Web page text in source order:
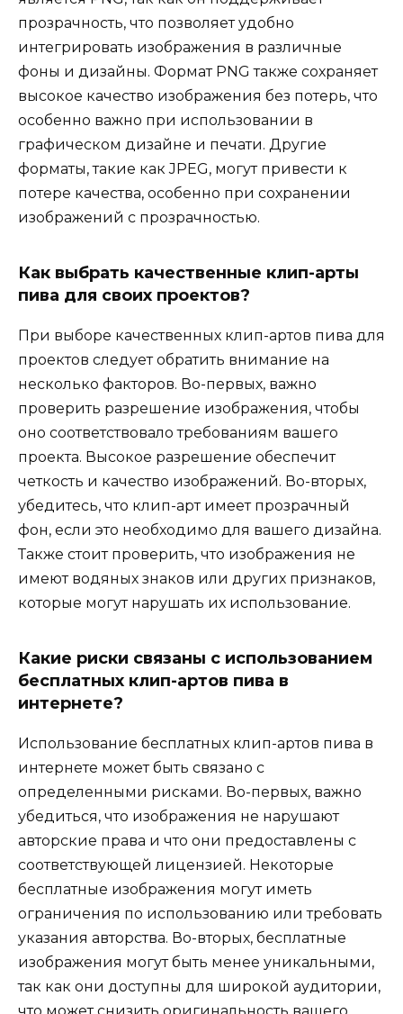
прозрачность, что позволяет удобно
интегрировать изображения в различные
фоны и дизайны. Формат PNG также сохраняет
высокое качество изображения без потерь, что
особенно важно при использовании в
графическом дизайне и печати. Другие
форматы, такие как JPEG, могут привести к
потере качества, особенно при сохранении
изображений с прозрачностью.
Как выбрать качественные клип-арты
пива для своих проектов?
При выборе качественных клип-артов пива для
проектов следует обратить внимание на
несколько факторов. Во-первых, важно
проверить разрешение изображения, чтобы
оно соответствовало требованиям вашего
проекта. Высокое разрешение обеспечит
четкость и качество изображений. Во-вторых,
убедитесь, что клип-арт имеет прозрачный
фон, если это необходимо для вашего дизайна.
Также стоит проверить, что изображения не
имеют водяных знаков или других признаков,
которые могут нарушать их использование.
Какие риски связаны с использованием
бесплатных клип-артов пива в
интернете?
Использование бесплатных клип-артов пива в
интернете может быть связано с
определенными рисками. Во-первых, важно
убедиться, что изображения не нарушают
авторские права и что они предоставлены с
соответствующей лицензией. Некоторые
бесплатные изображения могут иметь
ограничения по использованию или требовать
указания авторства. Во-вторых, бесплатные
изображения могут быть менее уникальными,
так как они доступны для широкой аудитории,
что может снизить оригинальность вашего